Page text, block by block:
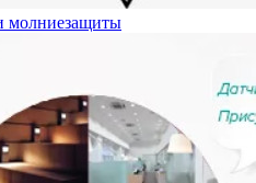
молниезащиты